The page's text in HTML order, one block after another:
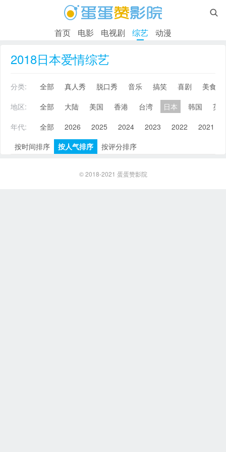

首页 电影 电视剧 综艺 动漫
2018日本爱情综艺
分类: 全部 真人秀 脱口秀 音乐 搞笑 喜剧
美食
地区:
全部 大陆 美国 香港 台湾 日本 韩国
英
年代:
全部 2026 2025 2024 2023 2022 2021
按时间排序
按人气排序 按评分排序
© 2018-2021 蛋蛋赞影院